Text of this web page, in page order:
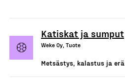
Katiskat ja sumput
Weke Oy, Tuote
Metsästys, kalastus ja erä